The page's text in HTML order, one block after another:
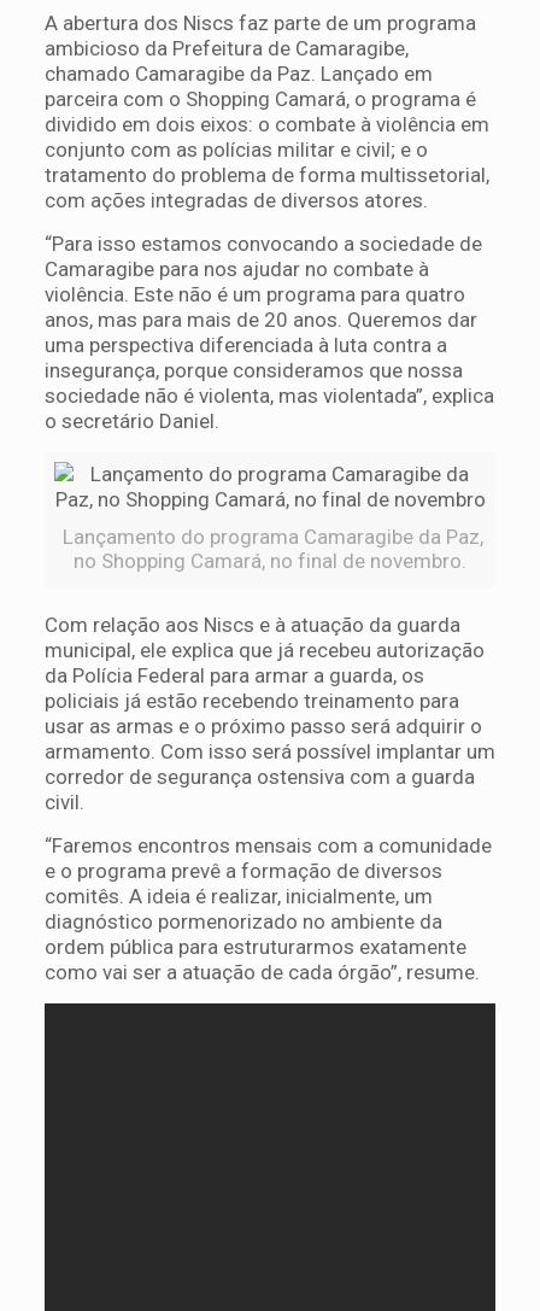
A abertura dos Niscs faz parte de um programa
ambicioso da Prefeitura de Camaragibe,
chamado Camaragibe da Paz. Lançado em
parceira com o Shopping Camará, o programa é
dividido em dois eixos: o combate à violência em
conjunto com as polícias militar e civil; e o
tratamento do problema de forma multissetorial,
com ações integradas de diversos atores.
“Para isso estamos convocando a sociedade de
Camaragibe para nos ajudar no combate à
violência. Este não é um programa para quatro
anos, mas para mais de 20 anos. Queremos dar
uma perspectiva diferenciada à luta contra a
insegurança, porque consideramos que nossa
sociedade não é violenta, mas violentada”, explica
o secretário Daniel.
Lançamento do programa Camaragibe da Paz,
no Shopping Camará, no final de novembro.
Com relação aos Niscs e à atuação da guarda
municipal, ele explica que já recebeu autorização
da Polícia Federal para armar a guarda, os
policiais já estão recebendo treinamento para
usar as armas e o próximo passo será adquirir o
armamento. Com isso será possível implantar um
corredor de segurança ostensiva com a guarda
civil.
“Faremos encontros mensais com a comunidade
e o programa prevê a formação de diversos
comitês. A ideia é realizar, inicialmente, um
diagnóstico pormenorizado no ambiente da
ordem pública para estruturarmos exatamente
como vai ser a atuação de cada órgão”, resume.